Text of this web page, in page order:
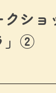
ショ
」②